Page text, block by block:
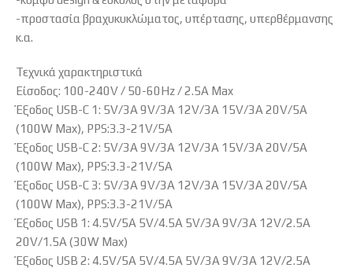
-προστασία βραχυκυκλώματος, υπέρτασης, υπερθέρμανσης
κ.α.
Τεχνικά χαρακτηριστικά
Είσοδος: 100-240V / 50-60Hz / 2.5A Max
Έξοδος USB-C 1: 5V/3A 9V/3A 12V/3A 15V/3A 20V/5A
(100W Max), PPS:3.3-21V/5A
Έξοδος USB-C 2: 5V/3A 9V/3A 12V/3A 15V/3A 20V/5A
(100W Max), PPS:3.3-21V/5A
Έξοδος USB-C 3: 5V/3A 9V/3A 12V/3A 15V/3A 20V/5A
(100W Max), PPS:3.3-21V/5A
Έξοδος USB 1: 4.5V/5A 5V/4.5A 5V/3A 9V/3A 12V/2.5A
20V/1.5A (30W Max)
Έξοδος USB 2: 4.5V/5A 5V/4.5A 5V/3A 9V/3A 12V/2.5A